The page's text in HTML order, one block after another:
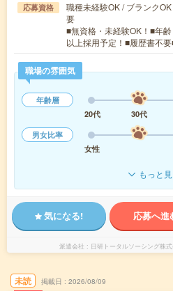
応募資格
職種未経験OK / ブランク
要
■無資格・未経験OK！■年
以上採用予定！■履歴書不
職場の雰囲気
年齢層
20代
30代
男女比率
女性
もっと
気になる! 応募へ進
派遣会社 日研トータルソーシング株
未読 掲載日 2026/08/09